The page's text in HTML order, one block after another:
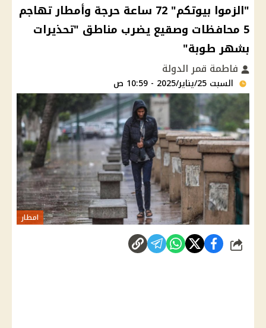
"الزموا بيوتكم" 72 ساعة حرجة وأمطار تهاجم
5 محافظات وصقيع يضرب مناطق "تحذيرات
بشهر طوبة"
فاطمة قمر الدولة
السبت 25/يناير/2025 - 10:59 ص
امطار
شارك